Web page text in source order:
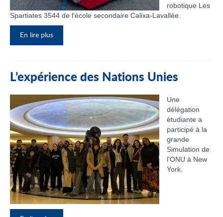
robotique Les
Spartiates 3544 de l'école secondaire Calixa-Lavallée.
En lire plus
L’expérience des Nations Unies
Une
délégation
étudiante a
participé à la
grande
Simulation de
l'ONU à New
York.